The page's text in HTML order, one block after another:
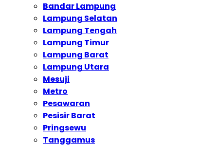
Bandar Lampung
Lampung Selatan
Lampung Tengah
Lampung Timur
Lampung Barat
Lampung Utara
Mesuji
Metro
Pesawaran
Pesisir Barat
Pringsewu
Tanggamus